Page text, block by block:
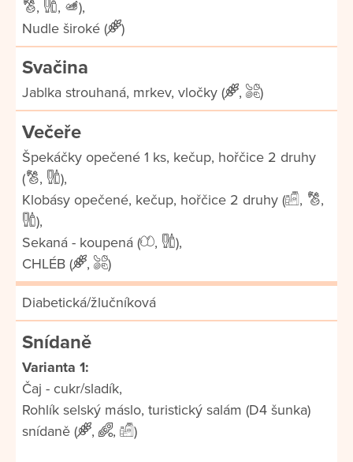
,
,
),
Nudle široké (
)
Svačina
Jablka strouhaná, mrkev, vločky ( , )
Večeře
Špekáčky opečené 1 ks, kečup, hořčice 2 druhy
(
,
),
Klobásy opečené, kečup, hořčice 2 druhy (
,
,
),
Sekaná - koupená (
,
),
CHLÉB (
, )
Diabetická/žlučníková
Snídaně
Varianta 1:
Čaj - cukr/sladík,
Rohlík selský máslo, turistický salám (D4 šunka)
snídaně (
, , )